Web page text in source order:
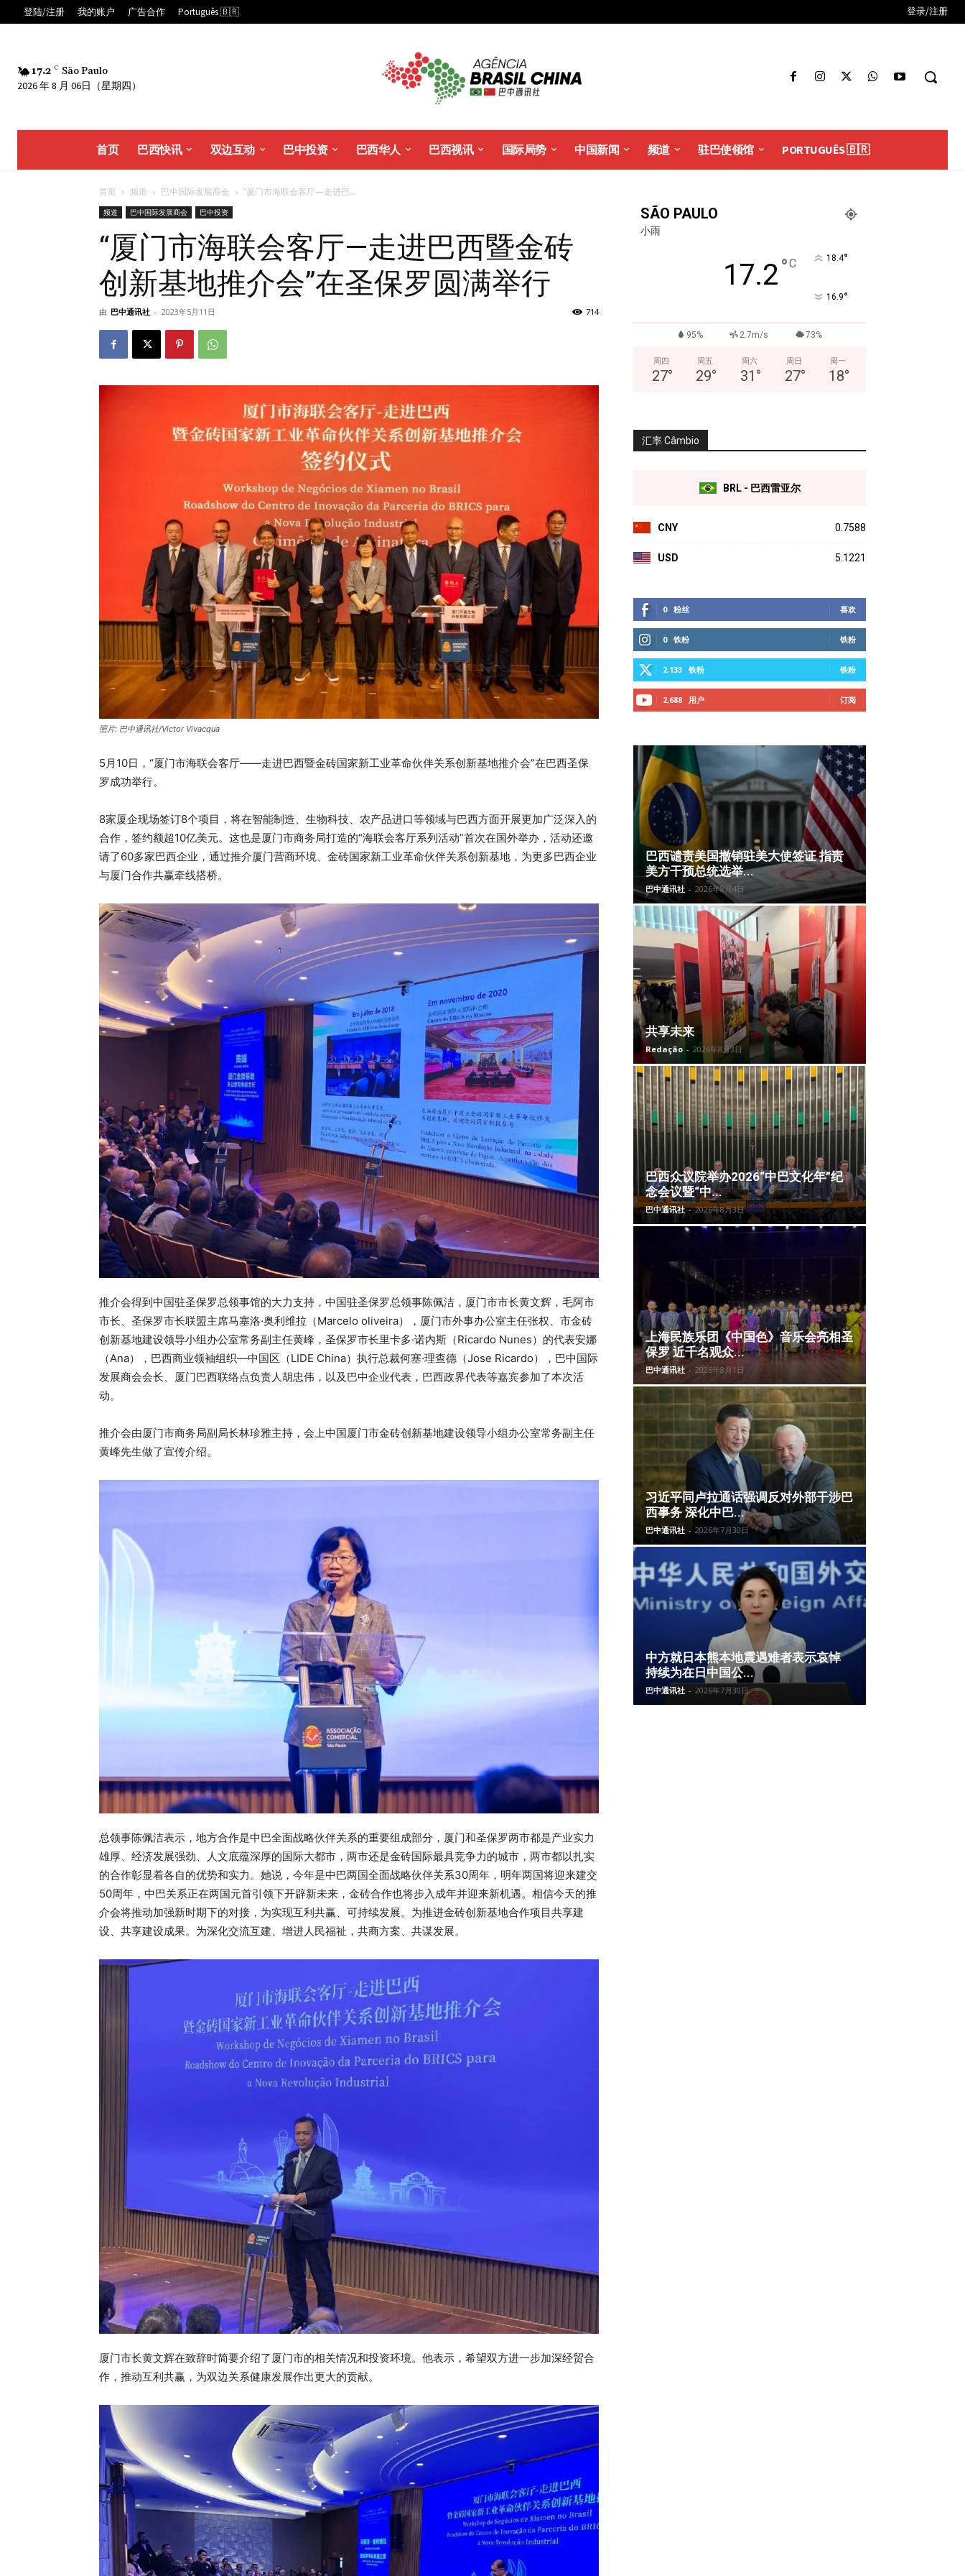
登陆/注册 我的账户 广告合作 Português 🇧🇷 登录/注册
17.2 C São Paulo
2026 年 8 月 06日（星期四）
首页 巴西快讯 双边互动 巴中投资 巴西华人 巴西视讯 国际局势 中国新闻 频道 驻巴使领馆 PORTUGUÊS 🇧🇷
首页 频道 巴中国际发展商会 “厦⻔市海联会客厅—走进巴...
频道 巴中国际发展商会 巴中投资
“厦⻔市海联会客厅—走进巴⻄暨金砖
创新基地推介会”在圣保罗圆满举行
由 巴中通讯社 - 2023年5月11日 714
照片: 巴中通讯社/Victor Vivacqua
5月10日，“厦门市海联会客厅——走进巴西暨金砖国家新工业革命伙伴关系创新基地推介会”在巴西圣保
罗成功举行。
8家厦企现场签订8个项目，将在智能制造、生物科技、农产品进口等领域与巴西方面开展更加广泛深入的
合作，签约额超10亿美元。这也是厦门市商务局打造的“海联会客厅系列活动”首次在国外举办，活动还邀
请了60多家巴西企业，通过推介厦门营商环境、金砖国家新工业革命伙伴关系创新基地，为更多巴西企业
与厦门合作共赢牵线搭桥。
推介会得到中国驻圣保罗总领事馆的大力支持，中国驻圣保罗总领事陈佩洁，厦⻔市市⻓⻩文辉，毛阿市
市长、圣保罗市长联盟主席马塞洛·奥利维拉（Marcelo oliveira），厦门市外事办公室主任张权、市金砖
创新基地建设领导小组办公室常务副主任⻩峰，圣保罗市长里卡多·诺内斯（Ricardo Nunes）的代表安娜
（Ana），巴西商业领袖组织—中国区（LIDE China）执行总裁何塞·理查德（Jose Ricardo），巴中国际
发展商会会⻓、厦门巴⻄联络点负责人胡忠伟，以及巴中企业代表，巴西政界代表等嘉宾参加了本次活
动。
推介会由厦门市商务局副局长林珍雅主持，会上中国厦门市金砖创新基地建设领导小组办公室常务副主任
黄峰先生做了宣传介绍。
总领事陈佩洁表示，地方合作是中巴全面战略伙伴关系的重要组成部分，厦门和圣保罗两市都是产业实力
雄厚、经济发展强劲、人文底蕴深厚的国际大都市，两市还是金砖国际最具竞争力的城市，两市都以扎实
的合作彰显着各自的优势和实力。她说，今年是中巴两国全面战略伙伴关系30周年，明年两国将迎来建交
50周年，中巴关系正在两国元首引领下开辟新未来，金砖合作也将步入成年并迎来新机遇。相信今天的推
介会将推动加强新时期下的对接，为实现互利共赢、可持续发展。为推进金砖创新基地合作项目共享建
设、共享建设成果。为深化交流互建、增进人民福祉，共商方案、共谋发展。
厦门市长⻩文辉在致辞时简要介绍了厦门市的相关情况和投资环境。他表示，希望双方进一步加深经贸合
作，推动互利共赢，为双边关系健康发展作出更大的贡献。
SÃO PAULO
小雨
17.2°C 18.4°
16.9°
95% 2.7m/s 73%
周四
27°
周五
29°
周六
31 °
周日
27°
周一
18°
汇率 Câmbio
BRL - 巴西雷亚尔
CNY 0.7588
USD 5.1221
0 粉丝 喜欢
0 铁粉 铁粉
2,133 铁粉 铁粉
2,688 用户 订阅
巴西谴责美国撤销驻美大使签证 指责
美方干预总统选举...
巴中通讯社 - 2026年8月4日
共享未来
Redação - 2026年8月3日
巴西众议院举办2026“中巴文化年”纪
念会议暨“中...
巴中通讯社 - 2026年8月3日
上海民族乐团《中国色》音乐会亮相圣
保罗 近千名观众...
巴中通讯社 - 2026年8月1日
习近平同卢拉通话强调反对外部干涉巴
西事务 深化中巴...
巴中通讯社 - 2026年7月30日
中方就日本熊本地震遇难者表示哀悼
持续为在日中国公...
巴中通讯社 - 2026年7月30日